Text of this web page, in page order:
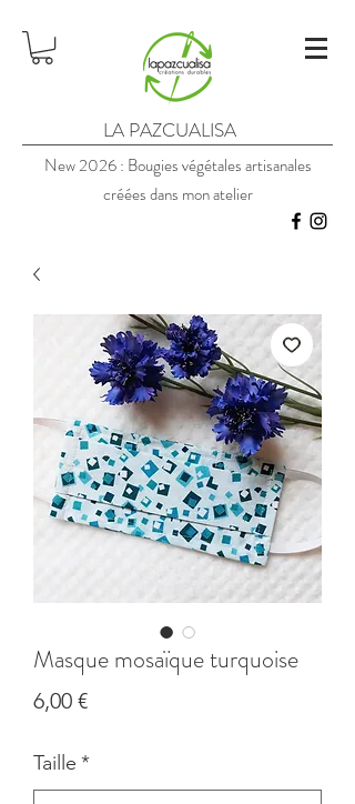
LA PAZCUALISA
New 2026 : Bougies végétales artisanales
créées dans mon atelier
Masque mosaïque turquoise
6,00 €Prix
Taille *